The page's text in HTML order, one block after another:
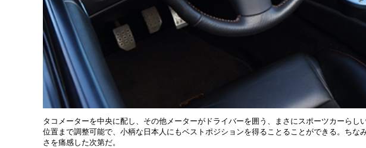
タコメーターを中央に配し、その他メーターがドライバーを囲う、まさにスポーツカーら
位置まで調整可能で、小柄な日本人にもベストポジションを得ることることができる。ちな
さを痛感した次第だ。